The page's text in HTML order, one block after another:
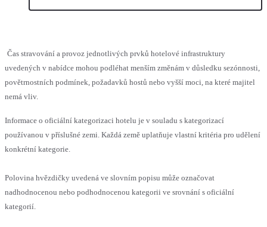
Čas stravování a provoz jednotlivých prvků hotelové infrastruktury
uvedených v nabídce mohou podléhat menším změnám v důsledku sezónnosti,
povětrnostních podmínek, požadavků hostů nebo vyšší moci, na které majitel
nemá vliv.
Informace o oficiální kategorizaci hotelu je v souladu s kategorizací
používanou v příslušné zemi. Každá země uplatňuje vlastní kritéria pro udělení
konkrétní kategorie.
Polovina hvězdičky uvedená ve slovním popisu může označovat
nadhodnocenou nebo podhodnocenou kategorii ve srovnání s oficiální
kategorií.